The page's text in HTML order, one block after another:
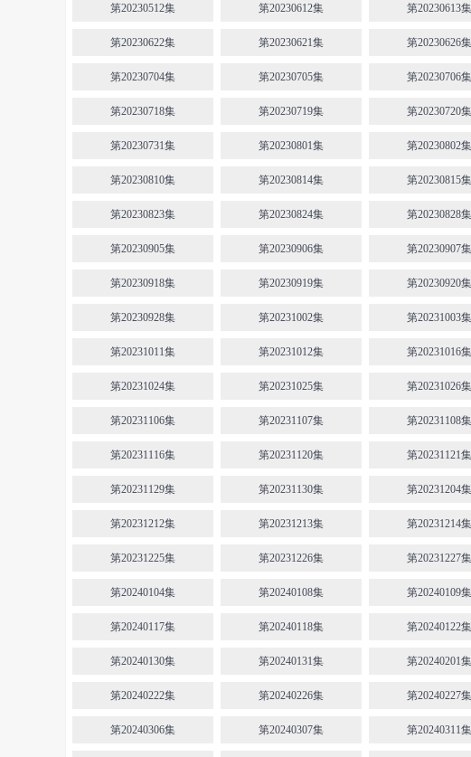
第20230512集 第20230612集 第20230613集
第20230622集 第20230621集 第20230626集
第20230704集 第20230705集 第20230706集
第20230718集 第20230719集 第20230720集
第20230731集 第20230801集 第20230802集
第20230810集 第20230814集 第20230815集
第20230823集 第20230824集 第20230828集
第20230905集 第20230906集 第20230907集
第20230918集 第20230919集 第20230920集
第20230928集 第20231002集 第20231003集
第20231011集 第20231012集 第20231016集
第20231024集 第20231025集 第20231026集
第20231106集 第20231107集 第20231108集
第20231116集 第20231120集 第20231121集
第20231129集 第20231130集 第20231204集
第20231212集 第20231213集 第20231214集
第20231225集 第20231226集 第20231227集
第20240104集 第20240108集 第20240109集
第20240117集 第20240118集 第20240122集
第20240130集 第20240131集 第20240201集
第20240222集 第20240226集 第20240227集
第20240306集 第20240307集 第20240311集